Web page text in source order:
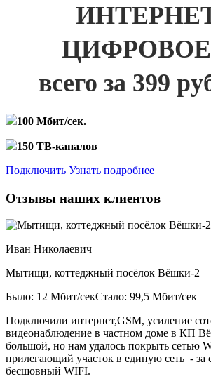
ЦИФРОВОЕ
всего за 399
100 Мбит/сек.
150 ТВ-каналов
Подключить Узнать подробнее
Отзывы наших клиентов
Иван Николаевич
Мытищи, коттеджный посёлок Вёшки-2
Было: 12 Мбит/секСтало: 99,5 Мбит/сек
Подключили интернет,GSM, усиление
видеонаблюдение в частном доме в КП
большой, но нам удалось покрыть сетью
прилегающий участок в единую сеть - за
бесшовный WIFI.